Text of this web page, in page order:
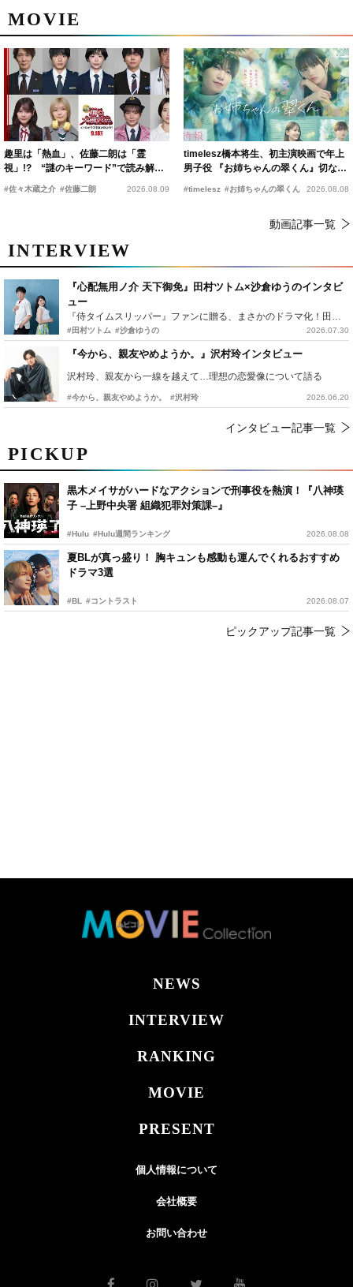
PICKUP
黒木メイサがハードなアクションで刑事役を熱演！『八神瑛
子 –上野中央署 組織犯罪対策課–』
#Hulu #Hulu週間ランキング 2026.08.08
夏BLが真っ盛り！ 胸キュンも感動も運んでくれるおすすめ
ドラマ3選
#BL #コントラスト 2026.08.07
ピックアップ記事一覧
MOVIE
趣里は「熱血」、佐藤二朗は「霊
視」!? “謎のキーワード”で読み解く
『踊る大捜査線 N.E.W.』新メンバー
#佐々木蔵之介 #佐藤二朗 2026.08.09
timelesz橋本将生、初主演映画で年上
男子役 『お姉ちゃんの翠くん』切ない
恋の幕開けを予感
#timelesz #お姉ちゃんの翠くん 2026.08.08
動画記事一覧
INTERVIEW
『心配無用ノ介 天下御免』田村ツトム×沙倉ゆうのインタビ
ュー
『侍タイムスリッパー』ファンに贈る、まさかのドラマ化！田村ツトム×沙倉ゆうのが語る『心配無用ノ介』撮影秘話
#田村ツトム #沙倉ゆうの 2026.07.30
『今から、親友やめようか。』沢村玲インタビュー
沢村玲、親友から一線を越えて…理想の恋愛像について語る
#今から、親友やめようか。 #沢村玲 2026.06.20
インタビュー記事一覧
NEWS
INTERVIEW
RANKING
MOVIE
PRESENT
個人情報について
会社概要
お問い合わせ